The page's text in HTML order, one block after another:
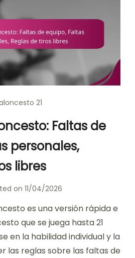
21
Faltas de
personales,
libres
on 11/04/2026
es una versión rápida e
que se juega hasta 21
en la habilidad individual y la
las reglas sobre las faltas de